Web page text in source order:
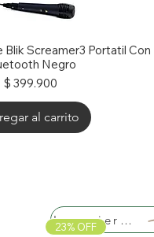
Blik Screamer3 Portatil Con
Negro
Precio
$ 399.900
al carrito
Lo quiero!
23% OFF